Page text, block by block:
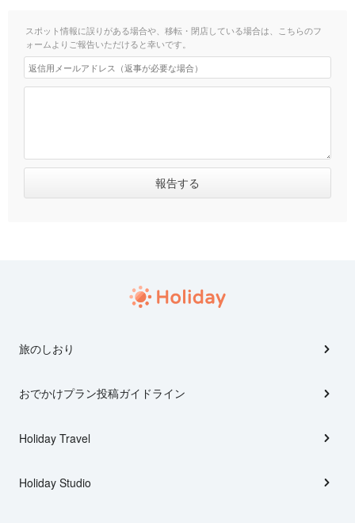
スポット情報に誤りがある場合や、移転・閉店している場合は、こちらのフ
ォームよりご報告いただけると幸いです。
旅のしおり
おでかけプラン投稿ガイドライン
Holiday Travel
Holiday Studio